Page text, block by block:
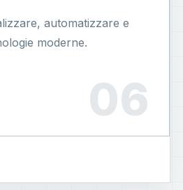
automatizzare e
moderne.